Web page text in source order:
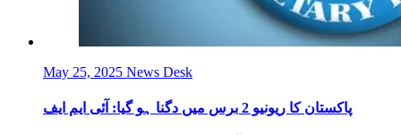
May 25, 2025 News Desk
پاکستان کا ریونیو 2 برس میں دگنا ہو گیا: آئی ایم ایف